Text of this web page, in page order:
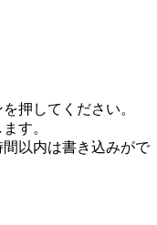
押してください。
す。
以内は書き込みがで